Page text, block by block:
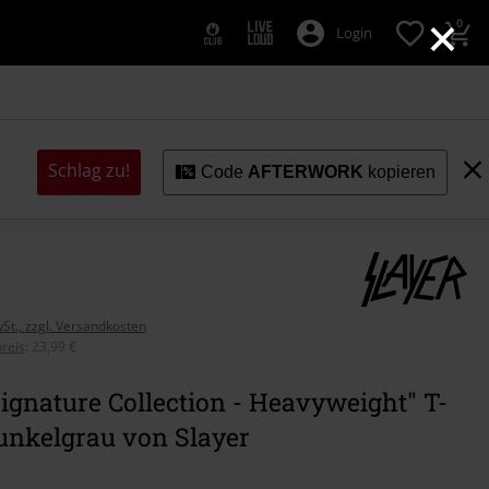
×
Login 0
Schlag zu! Code AFTERWORK kopieren
zzgl. Versandkosten
23,99 €
Collection - Heavyweight" T-
von Slayer